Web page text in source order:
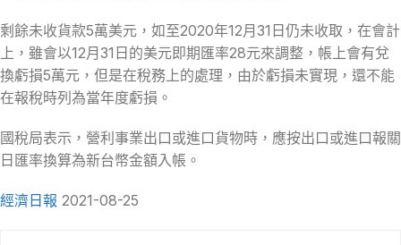
剩餘未收貨款5萬美元，如至2020年12月31日仍未收取，在會計
上，雖會以12月31日的美元即期匯率28元來調整，帳上會有兌
換虧損5萬元，但是在稅務上的處理，由於虧損未實現，還不能
在報稅時列為當年度虧損。
國稅局表示，營利事業出口或進口貨物時，應按出口或進口報關
日匯率換算為新台幣金額入帳。
經濟日報 2021-08-25